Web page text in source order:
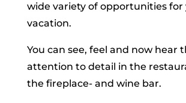
wide variety of opportunities for
vacation.
You can see, feel and now hear
attention to detail in the
the fireplace- and wine bar.